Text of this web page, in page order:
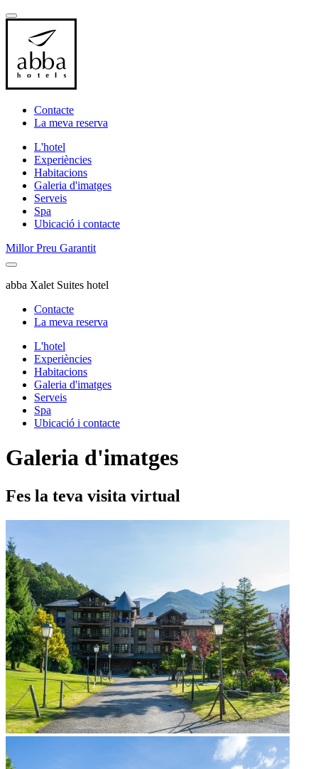
Contacte
La meva reserva
L'hotel
Experiències
Habitacions
Galeria d'imatges
Serveis
Spa
Ubicació i contacte
Millor Preu Garantit
abba Xalet Suites hotel
Contacte
La meva reserva
L'hotel
Experiències
Habitacions
Galeria d'imatges
Serveis
Spa
Ubicació i contacte
Galeria d'imatges
Fes la teva visita virtual